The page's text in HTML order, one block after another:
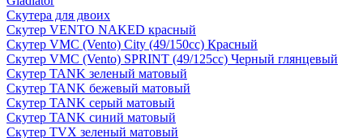
Скутера для двоих
Скутер VENTO NAKED красный
Скутер VMC (Vento) City (49/150cc) Красный
Скутер VMC (Vento) SPRINT (49/125cc) Черный глянцевый
Скутер TANK зеленый матовый
Скутер TANK бежевый матовый
Скутер TANK серый матовый
Скутер TANK синий матовый
Скутер TVX зеленый матовый